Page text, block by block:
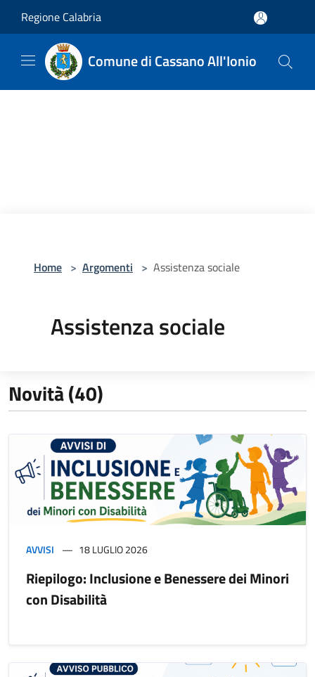
Regione Calabria
Comune di Cassano All'Ionio
Home > Argomenti > Assistenza sociale
Assistenza sociale
Novità (40)
AVVISI 18 LUGLIO 2026
Riepilogo: Inclusione e Benessere dei Minori
con Disabilità